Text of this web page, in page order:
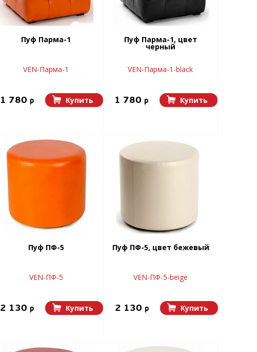
Пуф Парма-1
VEN-Парма-1
1 780 p Купить
Пуф Парма-1, цвет
черный
VEN-Парма-1-black
1 780 p Купить
Пуф ПФ-5
VEN-ПФ-5
2 130 p Купить
Пуф ПФ-5, цвет бежевый
VEN-ПФ-5-beige
2 130 p Купить